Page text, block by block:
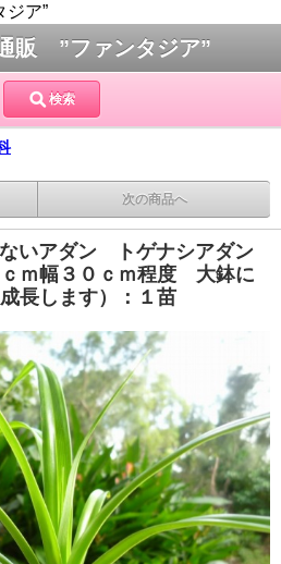
ジア”
販 ”ファンタジア”
検索
次の商品へ
いアダン トゲナシアダン
ｍ幅３０ｃｍ程度 大鉢に
長します）：１苗